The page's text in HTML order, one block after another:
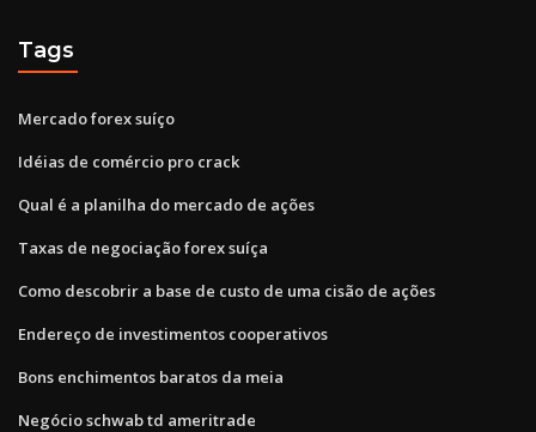
Tags
Mercado forex suíço
Idéias de comércio pro crack
Qual é a planilha do mercado de ações
Taxas de negociação forex suíça
Como descobrir a base de custo de uma cisão de ações
Endereço de investimentos cooperativos
Bons enchimentos baratos da meia
Negócio schwab td ameritrade